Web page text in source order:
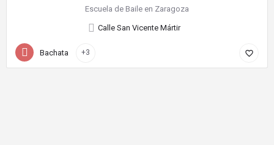
Escuela de Baile en Zaragoza
Calle San Vicente Mártir
Bachata +3 favorite_border